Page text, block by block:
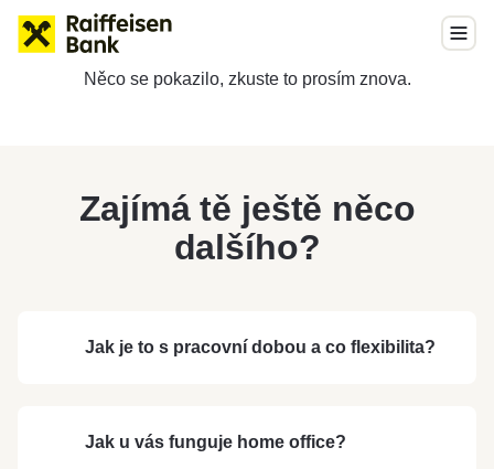
Něco se pokazilo, zkuste to prosím znova.
Zajímá tě ještě něco
dalšího?
Jak je to s pracovní dobou a co flexibilita?
Jak u vás funguje home office?